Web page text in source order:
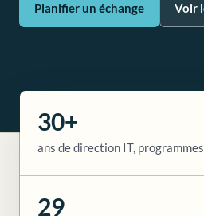
Planifier un échange Voir
30+
ans de direction IT,
29